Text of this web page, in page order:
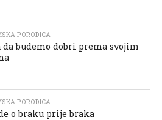
PORODICA
da budemo dobri prema svojim
PORODICA
o braku prije braka